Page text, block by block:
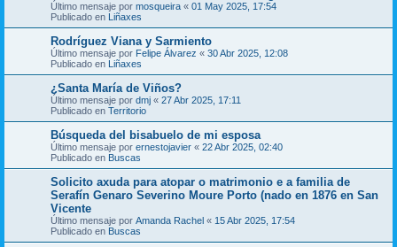
Último mensaje por mosqueira « 01 May 2025, 17:54
Publicado en Liñaxes
Rodríguez Viana y Sarmiento
Último mensaje por Felipe Álvarez « 30 Abr 2025, 12:08
Publicado en Liñaxes
¿Santa María de Viños?
Último mensaje por dmj « 27 Abr 2025, 17:11
Publicado en Territorio
Búsqueda del bisabuelo de mi esposa
Último mensaje por ernestojavier « 22 Abr 2025, 02:40
Publicado en Buscas
Solicito axuda para atopar o matrimonio e a familia de
Serafín Genaro Severino Moure Porto (nado en 1876 en San
Vicente
Último mensaje por Amanda Rachel « 15 Abr 2025, 17:54
Publicado en Buscas